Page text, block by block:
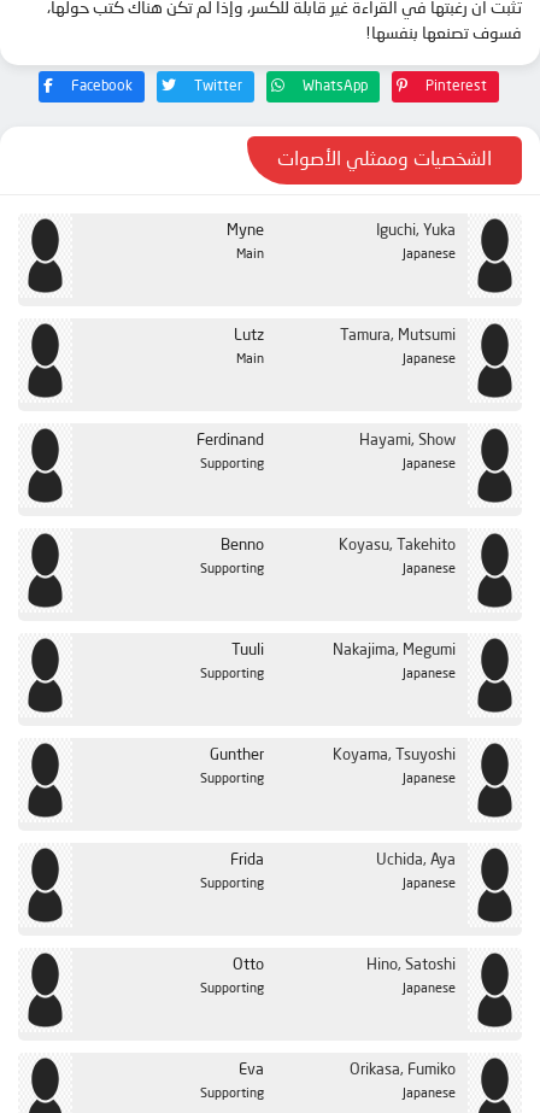
تثبت أن رغبتها في القراءة غير قابلة للكسر، وإذا لم تكن هناك كتب حولها،
فسوف تصنعها بنفسها!
Facebook Twitter WhatsApp Pinterest
الشخصيات وممثلي الأصوات
Myne
Main
Iguchi, Yuka
Japanese
Lutz
Main
Tamura, Mutsumi
Japanese
Ferdinand
Supporting
Hayami, Show
Japanese
Benno
Supporting
Koyasu, Takehito
Japanese
Tuuli
Supporting
Nakajima, Megumi
Japanese
Gunther
Supporting
Koyama, Tsuyoshi
Japanese
Frida
Supporting
Uchida, Aya
Japanese
Otto
Supporting
Hino, Satoshi
Japanese
Eva
Supporting
Orikasa, Fumiko
Japanese